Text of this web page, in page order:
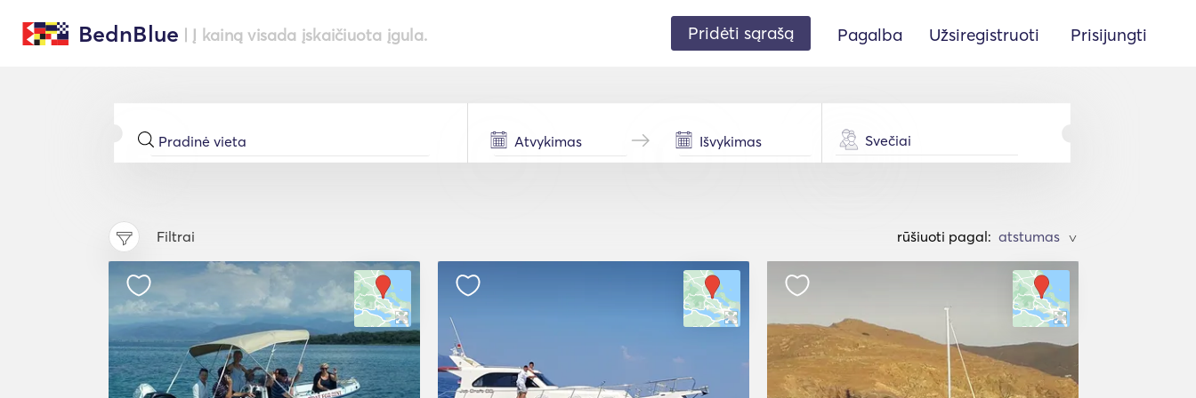
BednBlue | Į kainą visada įskaičiuota įgula. Pridėti sąrašą Pagalba Užsiregistruoti Prisijungti
Svečiai
Filtrai rūšiuoti pagal: >